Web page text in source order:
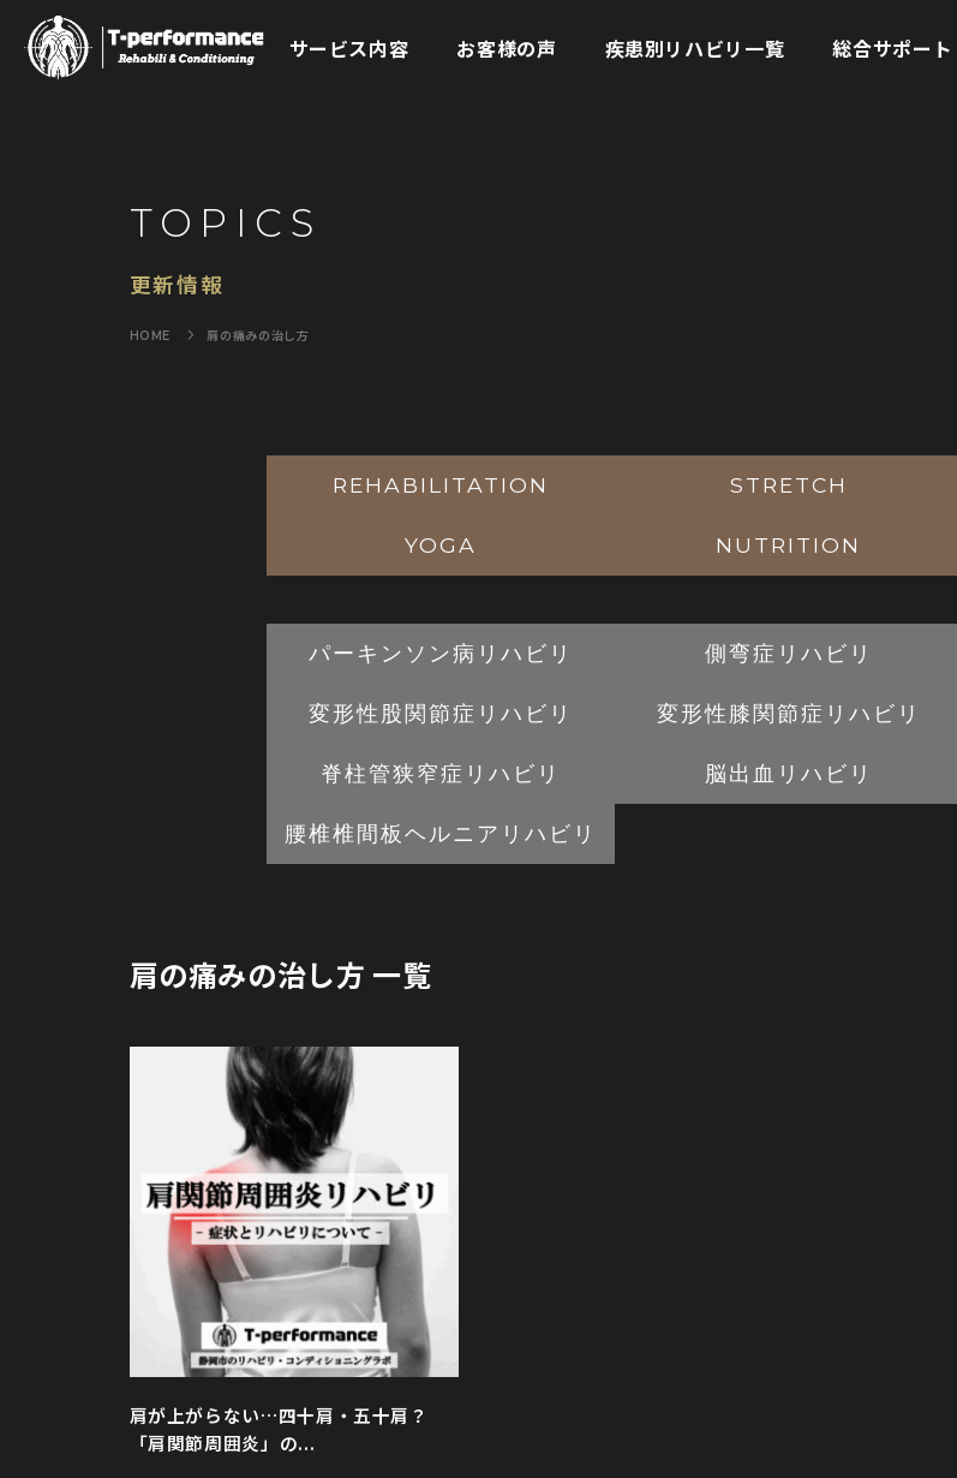
サービス内容 お客様の声 疾患別リハビリ一覧 総合サポート
TOPICS
更新情報
肩の痛みの治し方
REHABILITATION STRETCH
YOGA NUTRITION
パーキンソン病 リハビリ 側弯症リハビリ
変形性股関節症 リハビリ 変形性膝関節症 リハビリ
脊柱管狭窄症 リハビリ 脳出血リハビリ
腰椎椎間板ヘルニアリハビリ
肩の痛みの治し方 一覧
肩が上がらない…四十肩・五十肩？
「肩関節周囲炎」の...